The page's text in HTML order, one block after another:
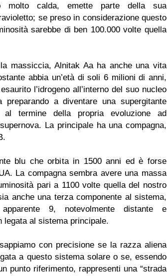
molto calda, emette parte della sua
se preso in considerazione questo
sarebbe di ben 100.000 volte quella
massiccia, Alnitak Aa ha anche una vita
abbia un’età di soli 6 milioni di anni,
l’idrogeno all’interno del suo nucleo
a diventare una supergitante
al termine della propria evoluzione ad
La principale ha una compagna,
blu che orbita in 1500 anni ed è forse
La compagna sembra avere una massa
pari a 1100 volte quella del nostro
anche una terza componente al sistema,
9, notevolmente distante e
legata al sistema principale.
con precisione se la razza aliena
a questo sistema solare o se, essendo
punto riferimento, rappresenti una “strada